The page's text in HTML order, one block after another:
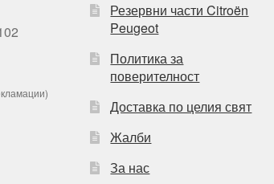
Резервни части Citroën
Peugeot
Политика за
поверителност
Доставка по целия свят
Жалби
За нас